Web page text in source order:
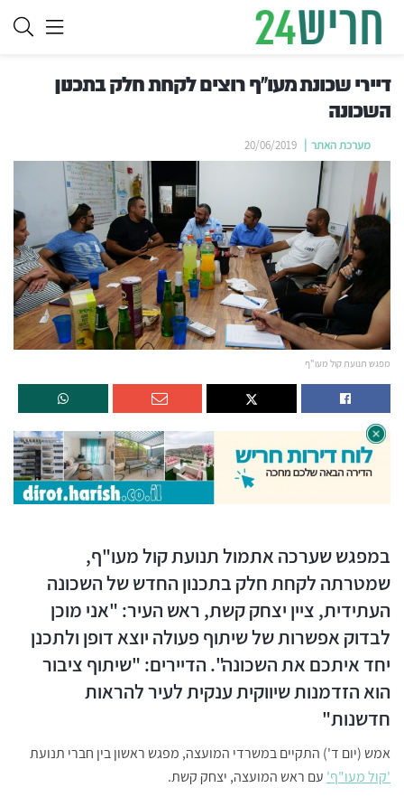
דיירי שכונת מעו"ף רוצים לקחת חלק בתכנון
השכונה
מערכת האתר 20/06/2019
מפגש תנועת קול מעו"ף
במפגש שערכה אתמול תנועת קול מעו"ף,
שמטרתה לקחת חלק בתכנון החדש של השכונה
העתידית, ציין יצחק קשת, ראש העיר: "אני מוכן
לבדוק אפשרות של שיתוף פעולה יוצא דופן ולתכנן
יחד איתכם את השכונה". הדיירים: "שיתוף ציבור
הוא הזדמנות שיווקית ענקית לעיר להראות
חדשנות"
אמש (יום ד') התקיים במשרדי המועצה, מפגש ראשון בין חברי תנועת
'קול מעו"ף' עם ראש המועצה, יצחק קשת.